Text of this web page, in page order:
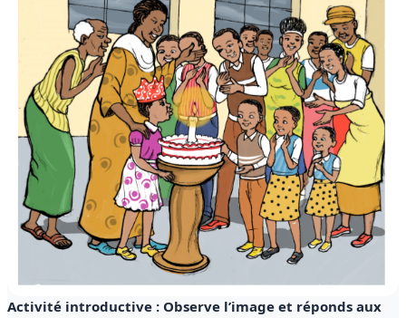
Activité introductive : Observe l’image et réponds aux